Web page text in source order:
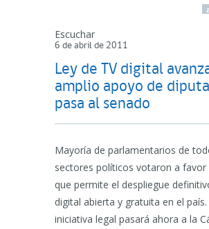
Escuchar
6 de abril de 2011
Ley de TV digital
amplio apoyo de
pasa al senado
Mayoría de parlamentarios de
sectores políticos votaron a favor
que permite el despliegue
digital abierta y gratuita en el país.
iniciativa legal pasará ahora a la